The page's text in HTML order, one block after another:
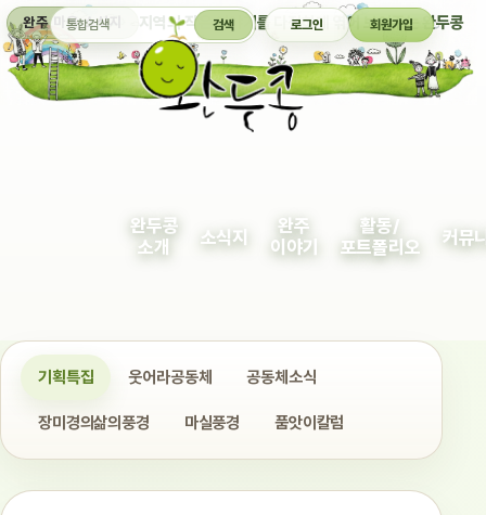
완주 마을 소식지 지역의 작은 이야기를 다정하게 엮어 보여주는 완두콩
통합검색 검색 로그인 회원가입
완두콩
소개
소식지
완주
이야기
활동/
포트폴리오
커뮤
기획특집 웃어라공동체 공동체소식
장미경의삶의풍경 마실풍경 품앗이칼럼